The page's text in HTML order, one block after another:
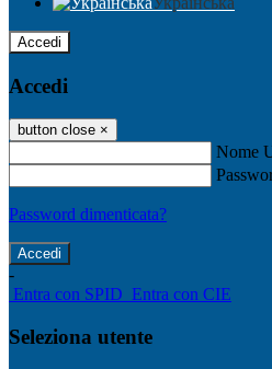
Accedi
Accedi
button close ×
Nome
Password dimenticata?
-
Entra con SPID Entra con CIE
Seleziona utente